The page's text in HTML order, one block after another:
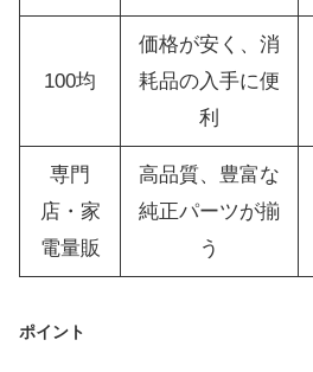
100均
価格が安く、消
耗品の入手に便
利
専門
店・家
電量販
高品質、豊富な
純正パーツが揃
う
ポイント